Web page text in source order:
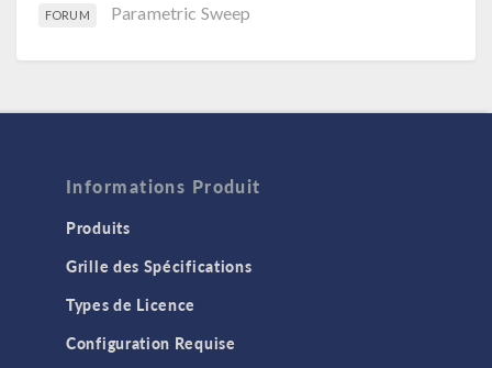
FORUM Parametric Sweep
Informations Produit
Produits
Grille des Spécifications
Types de Licence
Configuration Requise